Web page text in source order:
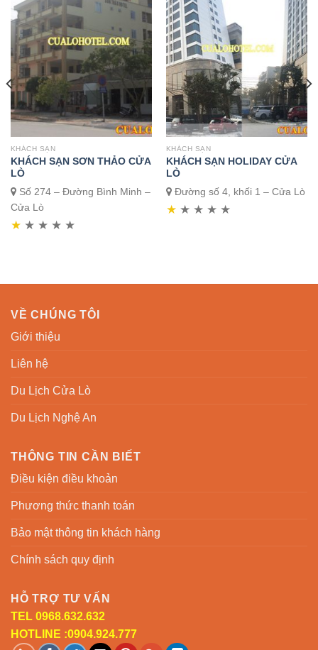
KHÁCH SẠN
KHÁCH SẠN SƠN THẢO CỬA
LÒ
Số 274 – Đường Bình Minh –
Cửa Lò
★ ★ ★ ★ ★
KHÁCH SẠN
KHÁCH SẠN HOLIDAY CỬA
LÒ
Đường số 4, khối 1 – Cửa Lò
★ ★ ★ ★ ★
VỀ CHÚNG TÔI
Giới thiệu
Liên hệ
Du Lịch Cửa Lò
Du Lịch Nghệ An
THÔNG TIN CẦN BIẾT
Điều kiện điều khoản
Phương thức thanh toán
Bảo mật thông tin khách hàng
Chính sách quy định
HỖ TRỢ TƯ VẤN
TEL 0968.632.632
HOTLINE :0904.924.777